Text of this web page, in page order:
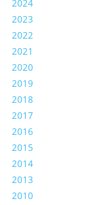
2024
2023
2022
2021
2020
2019
2018
2017
2016
2015
2014
2013
2010